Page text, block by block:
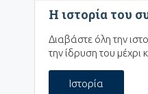
Η ιστορία του
Διαβάστε όλη την
την ίδρυση του μέχρι
Ιστορία